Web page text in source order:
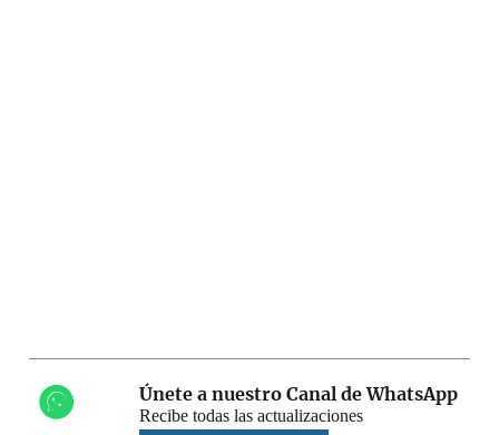
Únete a nuestro Canal de WhatsApp
Recibe todas las actualizaciones